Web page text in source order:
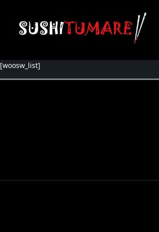
[woosw_list]